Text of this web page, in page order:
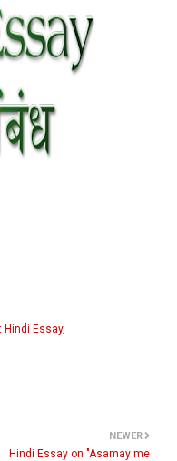
Hindi Essay
NEWER
Hindi Essay on "Asamay me